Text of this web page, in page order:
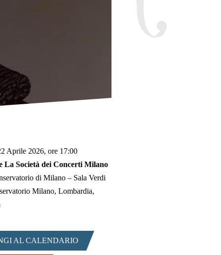
Aprile 2026, ore 17:00
La Società dei Concerti Milano
di Milano – Sala Verdi
Milano, Lombardia,
AL CALENDARIO